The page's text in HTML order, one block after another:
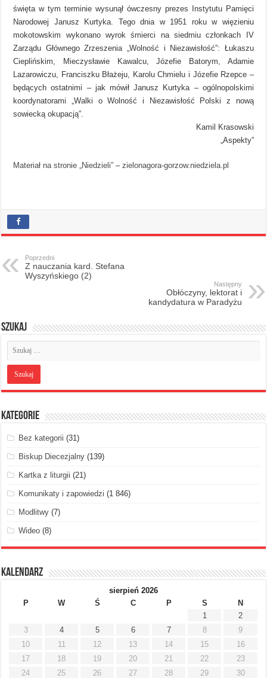
święta w tym terminie wysunął ówczesny prezes Instytutu Pamięci
Narodowej Janusz Kurtyka. Tego dnia w 1951 roku w więzieniu
mokotowskim wykonano wyrok śmierci na siedmiu członkach IV
Zarządu Głównego Zrzeszenia „Wolność i Niezawisłość”: Łukaszu
Cieplińskim, Mieczysławie Kawalcu, Józefie Batorym, Adamie
Lazarowiczu, Franciszku Błażeju, Karolu Chmielu i Józefie Rzepce –
będących ostatnimi – jak mówił Janusz Kurtyka – ogólnopolskimi
koordynatorami „Walki o Wolność i Niezawisłość Polski z nową
sowiecką okupacją”.
Kamil Krasowski
„Aspekty”
Materiał na stronie „Niedzieli” –zielonagora-gorzow.niedziela.pl
Poprzedni
Z nauczania kard. Stefana
Wyszyńskiego (2)
Następny
Obłóczyny, lektorat i
kandydatura w Paradyżu
Szukaj
Kategorie
Bez kategorii (31)
Biskup Diecezjalny (139)
Kartka z liturgii (21)
Komunikaty i zapowiedzi (1 846)
Modlitwy (7)
Wideo (8)
Kalendarz
sierpień 2026
P
W Ś C P S
N
1
2
3
4 5 6 7 8
9
10
11 12 13 14 15
16
17
18 19 20 21 22
23
24
25 26 27 28 29
30